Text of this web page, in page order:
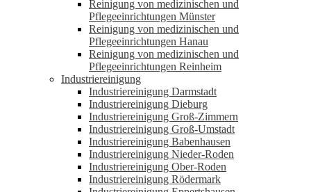
Reinigung von medizinischen und
Pflegeeinrichtungen Münster
Reinigung von medizinischen und
Pflegeeinrichtungen Hanau
Reinigung von medizinischen und
Pflegeeinrichtungen Reinheim
Industriereinigung
Industriereinigung Darmstadt
Industriereinigung Dieburg
Industriereinigung Groß-Zimmern
Industriereinigung Groß-Umstadt
Industriereinigung Babenhausen
Industriereinigung Nieder-Roden
Industriereinigung Ober-Roden
Industriereinigung Rödermark